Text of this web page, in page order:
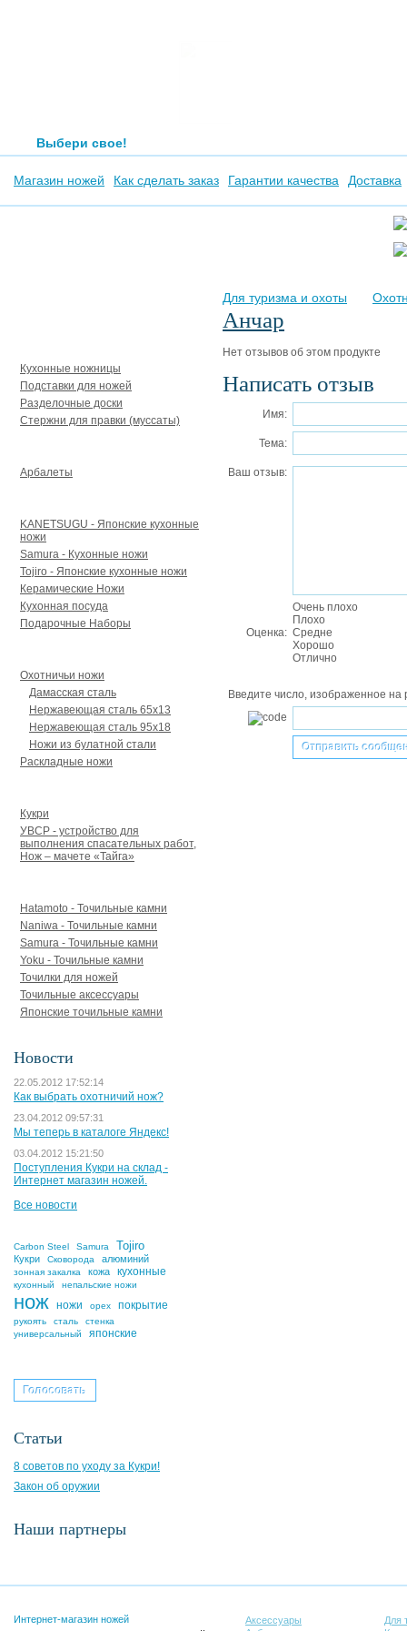
Выбери свое!
Магазин ножей Как сделать заказ Гарантии качества Доставка
Кухонные ножницы
Подставки для ножей
Разделочные доски
Стержни для правки (муссаты)
Арбалеты
KANETSUGU - Японские кухонные
ножи
Samura - Кухонные ножи
Tojiro - Японские кухонные ножи
Керамические Ножи
Кухонная посуда
Подарочные Наборы
Охотничьи ножи
Дамасская сталь
Нержавеющая сталь 65х13
Нержавеющая сталь 95х18
Ножи из булатной стали
Раскладные ножи
Кукри
УВСР - устройство для
выполнения спасательных работ,
Нож – мачете «Тайга»
Hatamoto - Точильные камни
Naniwa - Точильные камни
Samura - Точильные камни
Yoku - Точильные камни
Точилки для ножей
Точильные аксессуары
Японские точильные камни
Новости
22.05.2012 17:52:14
Как выбрать охотничий нож?
23.04.2012 09:57:31
Мы теперь в каталоге Яндекс!
03.04.2012 15:21:50
Поступления Кукри на склад -
Интернет магазин ножей.
Все новости
Carbon Steel Samura Tojiro
Кукри Сковорода алюминий
зонная закалка кожа кухонные
кухонный непальские ножи
нож ножи орех покрытие
рукоять сталь
стенка
универсальный
японские
Статьи
8 советов по уходу за Кукри!
Закон об оружии
Наши партнеры
Для туризма и охоты
Анчар
Нет отзывов об этом продукте
Написать отзыв
Имя:
Тема:
Ваш отзыв:
Оценка:
Очень плохо
Плохо
Средне
Хорошо
Отлично
Введите число, изображенное на
Интернет-магазин ножей
Аксессуары
Для